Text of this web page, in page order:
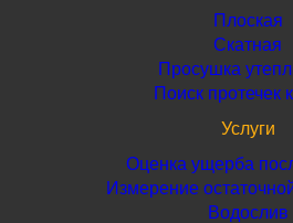
Плоская
Скатная
Просушка
Поиск протечек
Услуги
Оценка ущерба
Измерение
Водослив